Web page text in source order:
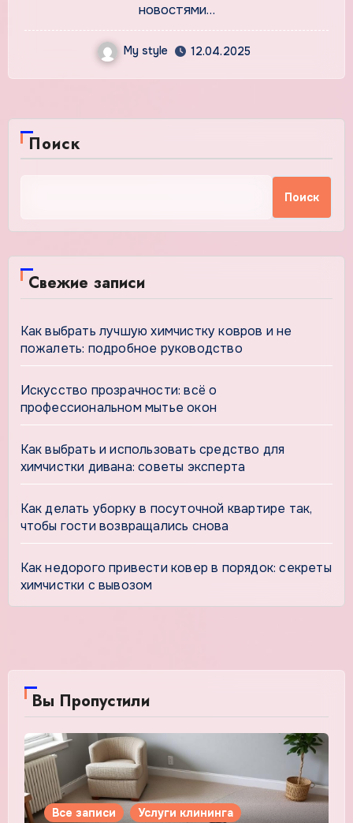
новостями…
My style 12.04.2025
Поиск
Поиск
Свежие записи
Как выбрать лучшую химчистку ковров и не
пожалеть: подробное руководство
Искусство прозрачности: всё о
профессиональном мытье окон
Как выбрать и использовать средство для
химчистки дивана: советы эксперта
Как делать уборку в посуточной квартире так,
чтобы гости возвращались снова
Как недорого привести ковер в порядок: секреты
химчистки с вывозом
Вы Пропустили
Все записи Услуги клининга